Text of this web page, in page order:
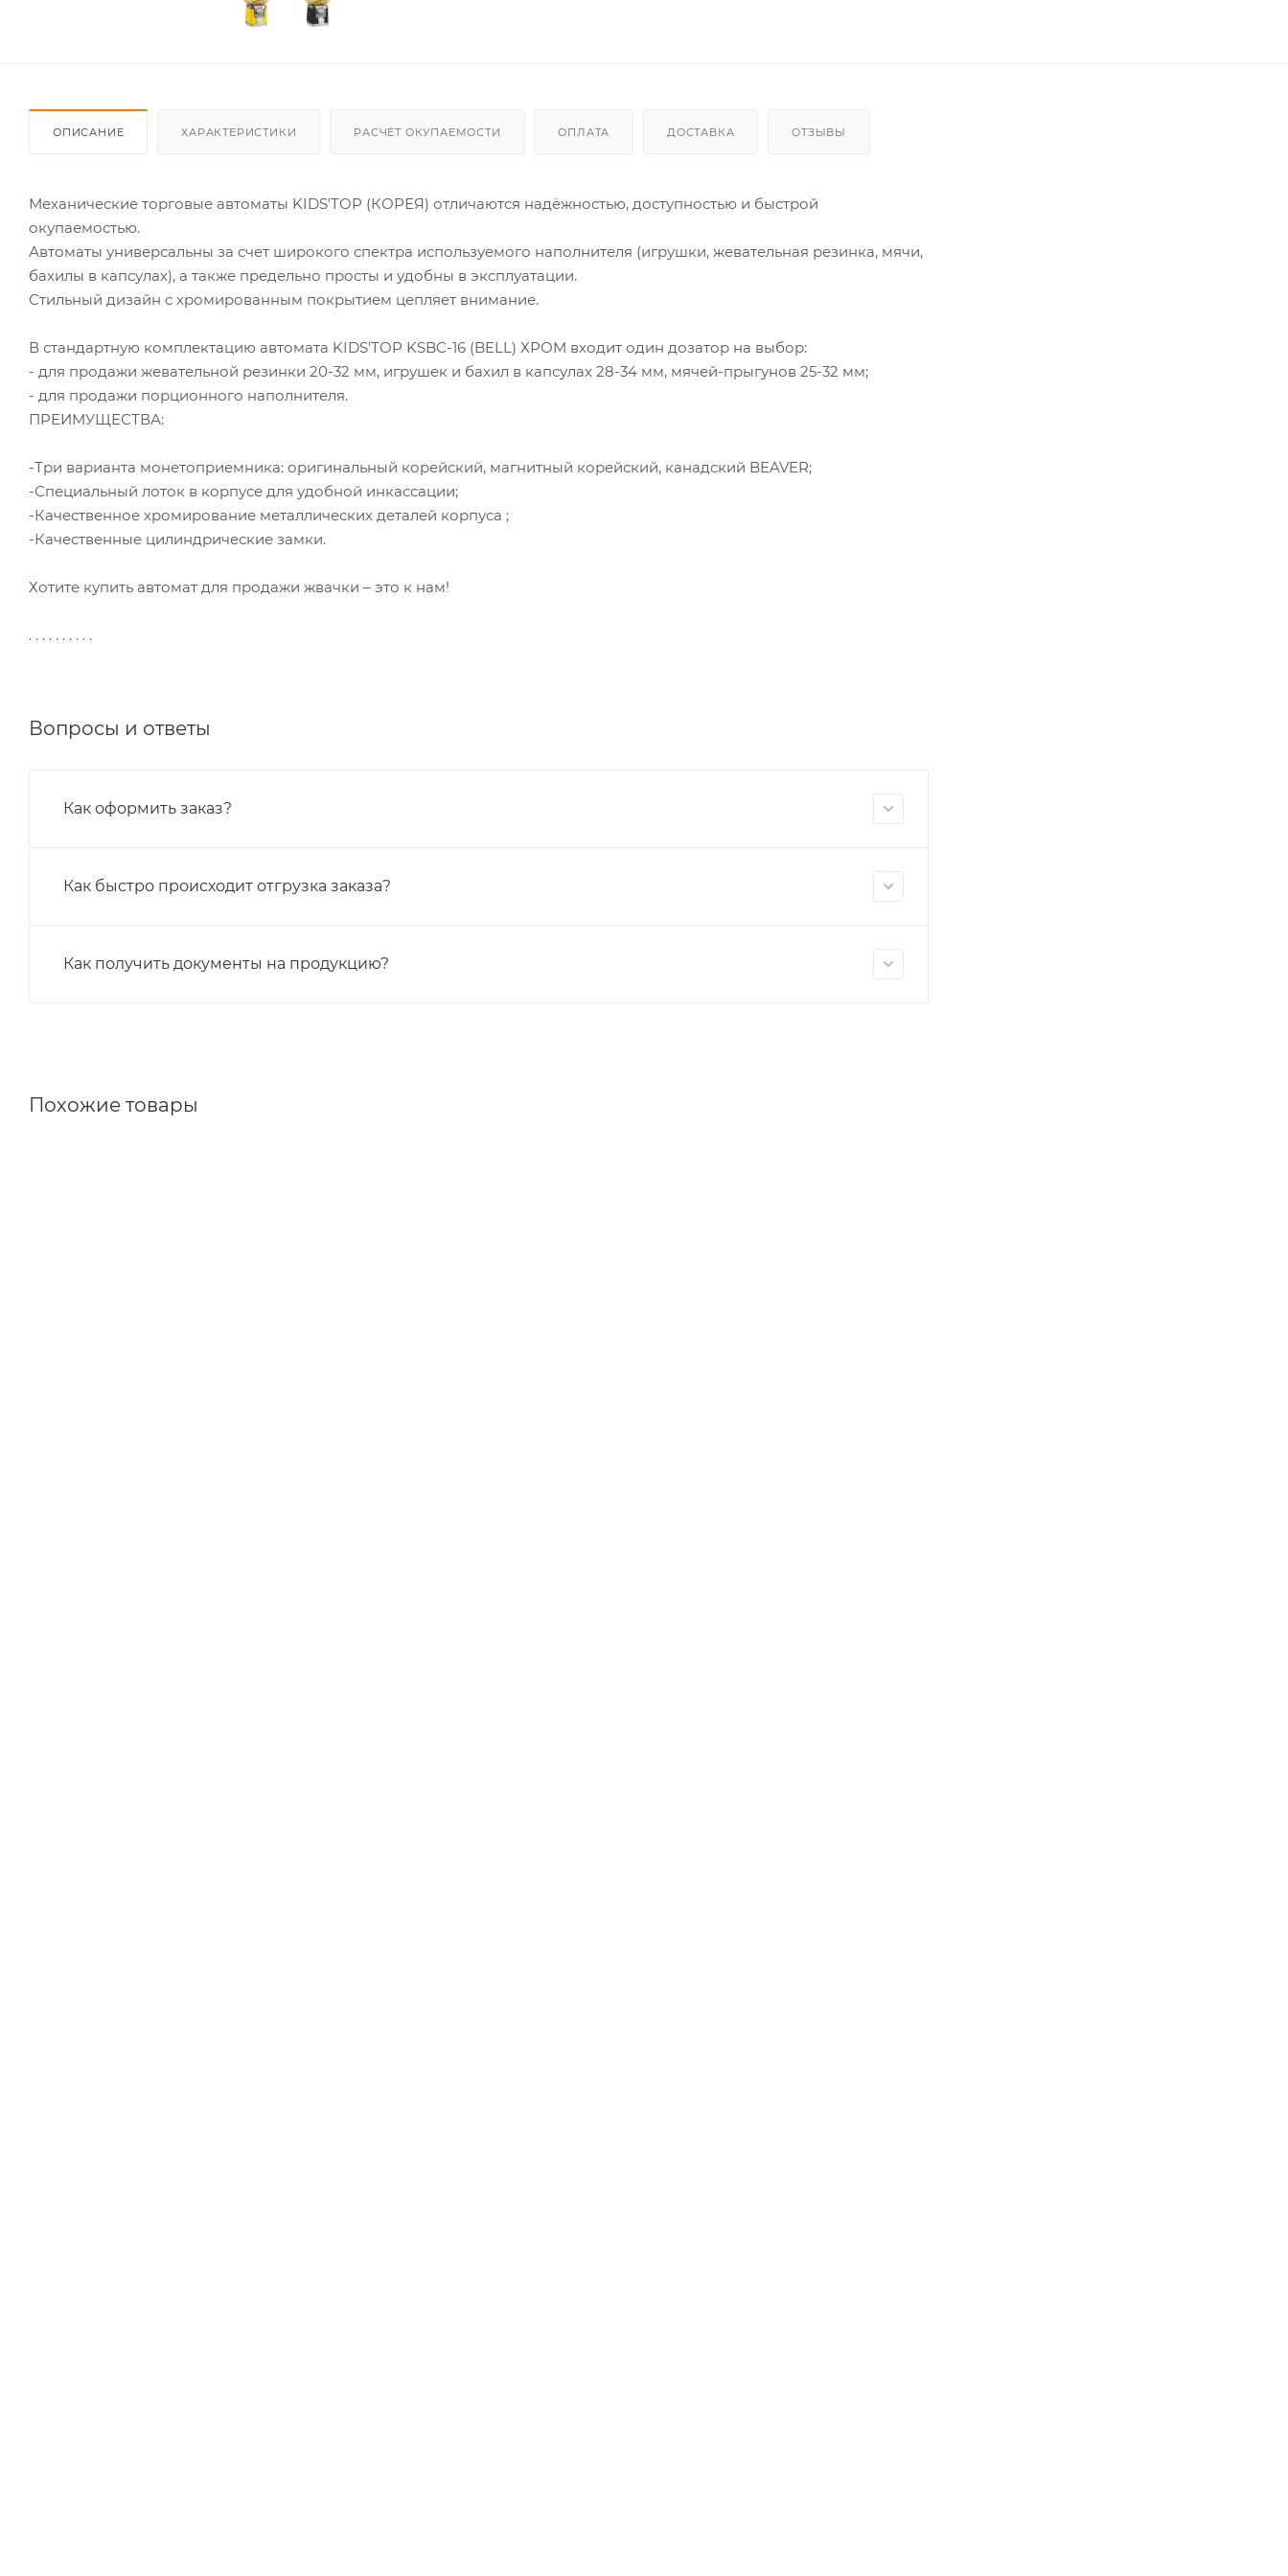
ОПИСАНИЕ ХАРАКТЕРИСТИКИ РАСЧЁТ ОКУПАЕМОСТИ ОПЛАТА ДОСТАВКА ОТЗЫВЫ
Механические торговые автоматы KIDS'TOP (КОРЕЯ) отличаются надёжностью, доступностью и быстрой
окупаемостью.
Автоматы универсальны за счет широкого спектра используемого наполнителя (игрушки, жевательная резинка, мячи,
бахилы в капсулах), а также предельно просты и удобны в эксплуатации.
Стильный дизайн с хромированным покрытием цепляет внимание.
В стандартную комплектацию автомата KIDS'TOP KSBC-16 (BELL) ХРОМ входит один дозатор на выбор:
- для продажи жевательной резинки 20-32 мм, игрушек и бахил в капсулах 28-34 мм, мячей-прыгунов 25-32 мм;
- для продажи порционного наполнителя.
ПРЕИМУЩЕСТВА:
-Три варианта монетоприемника: оригинальный корейский, магнитный корейский, канадский BEAVER;
-Специальный лоток в корпусе для удобной инкассации;
-Качественное хромирование металлических деталей корпуса ;
-Качественные цилиндрические замки.
Хотите купить автомат для продажи жвачки – это к нам!
. . . . . . . . . .
Вопросы и ответы
Как оформить заказ?
Как быстро происходит отгрузка заказа?
Как получить документы на продукцию?
Похожие товары